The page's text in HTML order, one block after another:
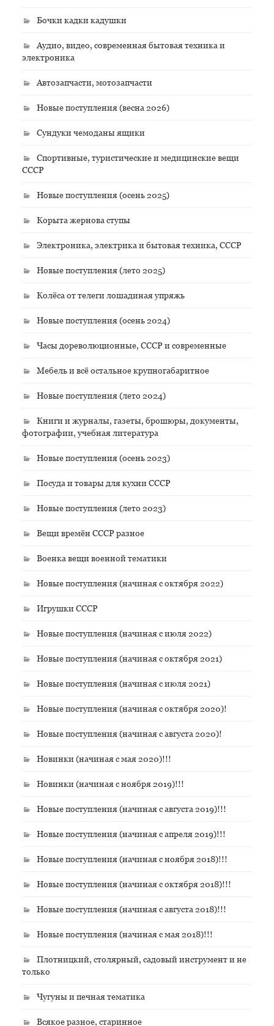
Бочки кадки кадушки
Аудио, видео, современная бытовая техника и
электроника
Автозапчасти, мотозапчасти
Новые поступления (весна 2026)
Сундуки чемоданы ящики
Спортивные, туристические и медицинские вещи
СССР
Новые поступления (осень 2025)
Корыта жернова ступы
Электроника, электрика и бытовая техника, СССР
Новые поступления (лето 2025)
Колёса от телеги лошадиная упряжь
Новые поступления (осень 2024)
Часы дореволюционные, СССР и современные
Мебель и всё остальное крупногабаритное
Новые поступления (лето 2024)
Книги и журналы, газеты, брошюры, документы,
фотографии, учебная литература
Новые поступления (осень 2023)
Посуда и товары для кухни СССР
Новые поступления (лето 2023)
Вещи времён СССР разное
Военка вещи военной тематики
Новые поступления (начиная с октября 2022)
Игрушки СССР
Новые поступления (начиная с июля 2022)
Новые поступления (начиная с октября 2021)
Новые поступления (начиная с июля 2021)
Новые поступления (начиная с октября 2020)!
Новые поступления (начиная с августа 2020)!
Новинки (начиная с мая 2020)!!!
Новинки (начиная с ноября 2019)!!!
Новые поступления (начиная с августа 2019)!!!
Новые поступления (начиная с апреля 2019)!!!
Новые поступления (начиная с ноября 2018)!!!
Новые поступления (начиная с октября 2018)!!!
Новые поступления (начиная с августа 2018)!!!
Новые поступления (начиная с мая 2018)!!!
Плотницкий, столярный, садовый инструмент и не
только
Чугуны и печная тематика
Всякое разное, старинное